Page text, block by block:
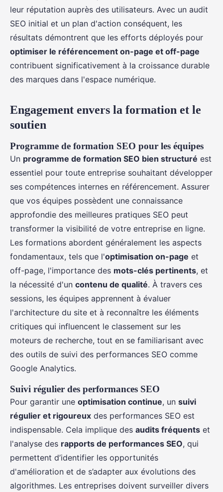
leur réputation auprès des utilisateurs. Avec un audit
SEO initial et un plan d'action conséquent, les
résultats démontrent que les efforts déployés pour
optimiser le référencement on-page et off-page
contribuent significativement à la croissance durable
des marques dans l'espace numérique.
Engagement envers la formation et le
soutien
Programme de formation SEO pour les équipes
Un programme de formation SEO bien structuré est
essentiel pour toute entreprise souhaitant développer
ses compétences internes en référencement. Assurer
que vos équipes possèdent une connaissance
approfondie des meilleures pratiques SEO peut
transformer la visibilité de votre entreprise en ligne.
Les formations abordent généralement les aspects
fondamentaux, tels que l'optimisation on-page et
off-page, l'importance des mots-clés pertinents, et
la nécessité d'un contenu de qualité. À travers ces
sessions, les équipes apprennent à évaluer
l'architecture du site et à reconnaître les éléments
critiques qui influencent le classement sur les
moteurs de recherche, tout en se familiarisant avec
des outils de suivi des performances SEO comme
Google Analytics.
Suivi régulier des performances SEO
Pour garantir une optimisation continue, un suivi
régulier et rigoureux des performances SEO est
indispensable. Cela implique des audits fréquents et
l'analyse des rapports de performances SEO, qui
permettent d’identifier les opportunités
d'amélioration et de s’adapter aux évolutions des
algorithmes. Les entreprises doivent surveiller divers